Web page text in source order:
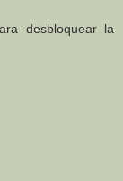
desbloquear la